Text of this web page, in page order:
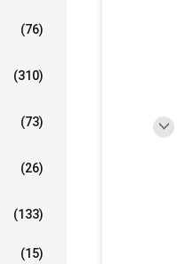
(76)
(310)
(73)
(26)
(133)
(15)